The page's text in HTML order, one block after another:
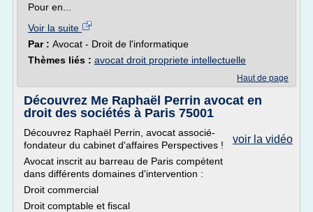
Pour en...
Voir la suite
Par : Avocat - Droit de l'informatique
Thèmes liés : avocat droit propriete intellectuelle
Haut de page
Découvrez Me Raphaël Perrin avocat en
droit des sociétés à Paris 75001
voir la vidéo
Découvrez Raphaël Perrin, avocat associé-
fondateur du cabinet d'affaires Perspectives !
Avocat inscrit au barreau de Paris compétent
dans différents domaines d'intervention :
Droit commercial
Droit comptable et fiscal